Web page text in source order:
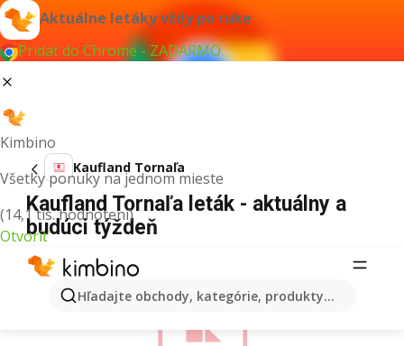
Aktuálne letáky vždy po ruke
Pridať do Chrome - ZADARMO
Kimbino
Všetky ponuky na jednom mieste
(14,1 tis. hodnotení)
Otvoriť
Hľadajte obchody, kategórie, produkty...
Kaufland Tornaľa
Kaufland Tornaľa leták - aktuálny a
budúci týždeň